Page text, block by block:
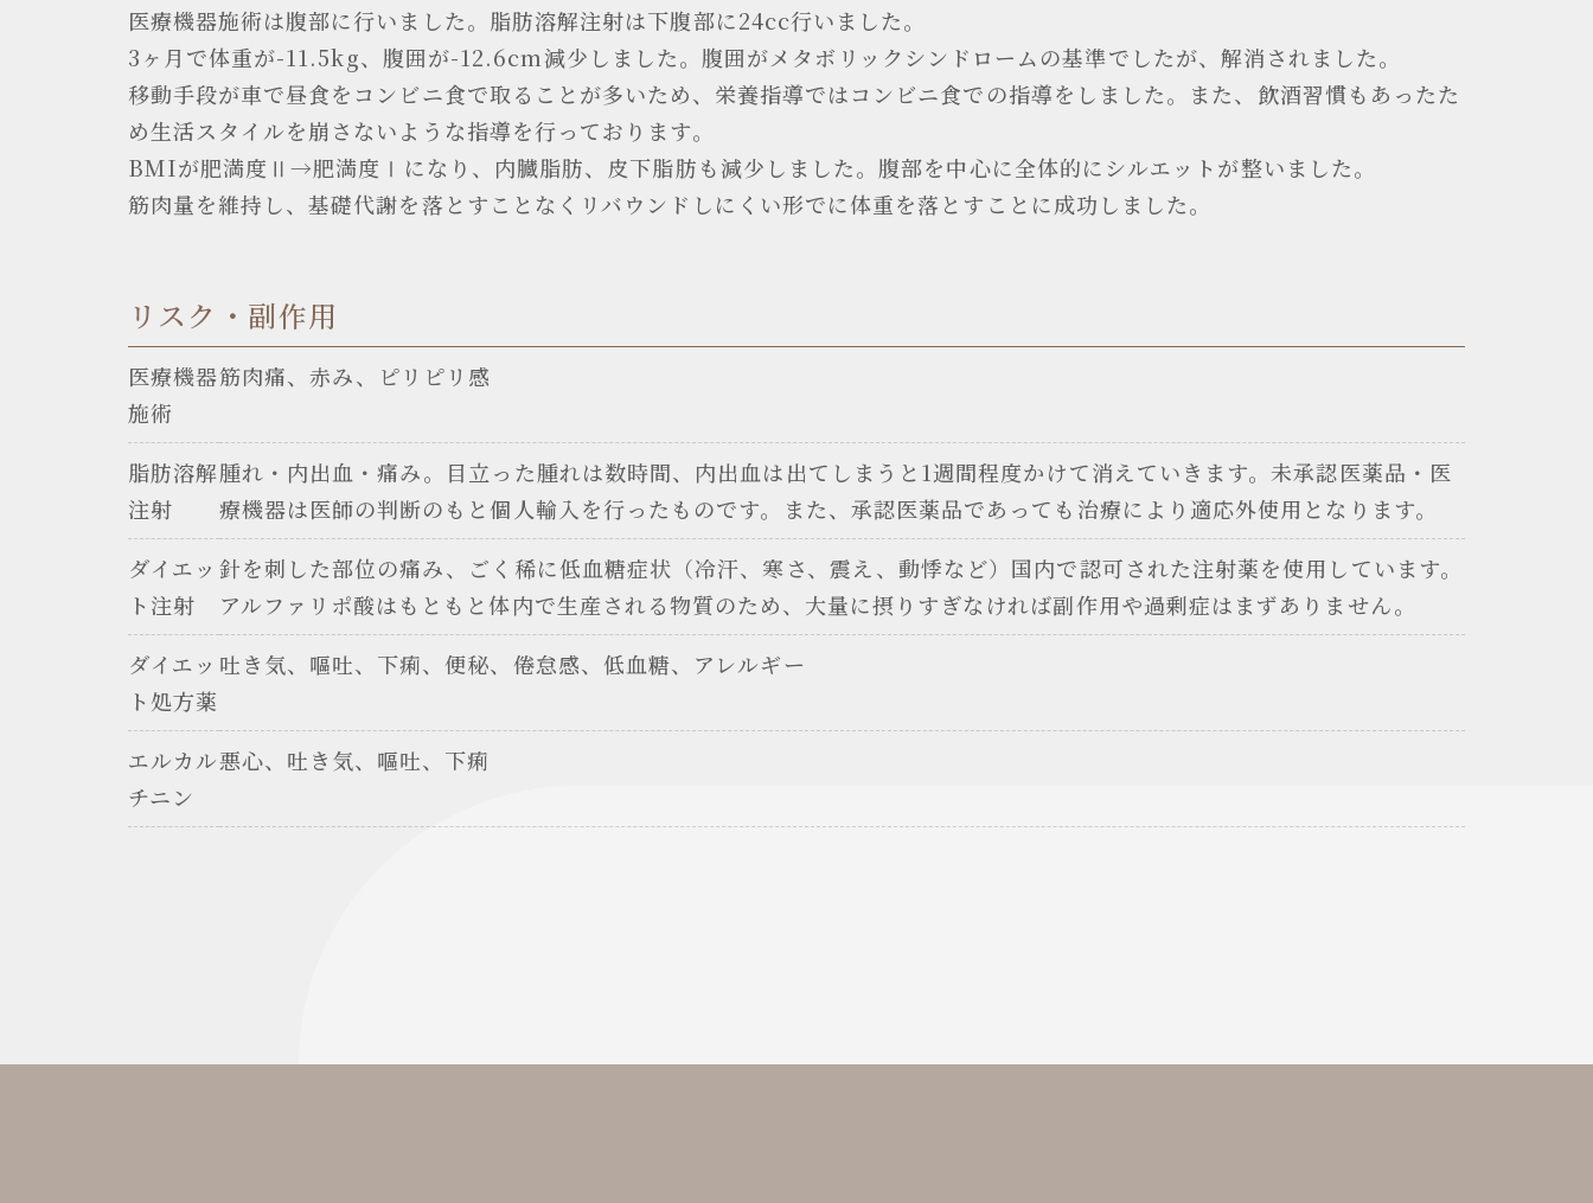
医療機器施術は腹部に行いました。脂肪溶解注射は下腹部に24cc行いました。
3ヶ月で体重が-11.5kg、腹囲が-12.6cm減少しました。腹囲がメタボリックシンドロームの基準でしたが、解消されました。
移動手段が車で昼食をコンビニ食で取ることが多いため、栄養指導ではコンビニ食での指導をしました。また、飲酒習慣もあったた
め生活スタイルを崩さないような指導を行っております。
BMIが肥満度Ⅱ→肥満度Ⅰになり、内臓脂肪、皮下脂肪も減少しました。腹部を中心に全体的にシルエットが整いました。
筋肉量を維持し、基礎代謝を落とすことなくリバウンドしにくい形でに体重を落とすことに成功しました。
リスク・副作用
医療機器
施術
筋肉痛、赤み、ピリピリ感
脂肪溶解
注射
腫れ・内出血・痛み。目立った腫れは数時間、内出血は出てしまうと1週間程度かけて消えていきます。未承認医薬品・医
療機器は医師の判断のもと個人輸入を行ったものです。また、承認医薬品であっても治療により適応外使用となります。
ダイエッ
ト注射
針を刺した部位の痛み、ごく稀に低血糖症状（冷汗、寒さ、震え、動悸など）国内で認可された注射薬を使用しています。
アルファリポ酸はもともと体内で生産される物質のため、大量に摂りすぎなければ副作用や過剰症はまずありません。
ダイエッ
ト処方薬
吐き気、嘔吐、下痢、便秘、倦怠感、低血糖、アレルギー
エルカル
チニン
悪心、吐き気、嘔吐、下痢